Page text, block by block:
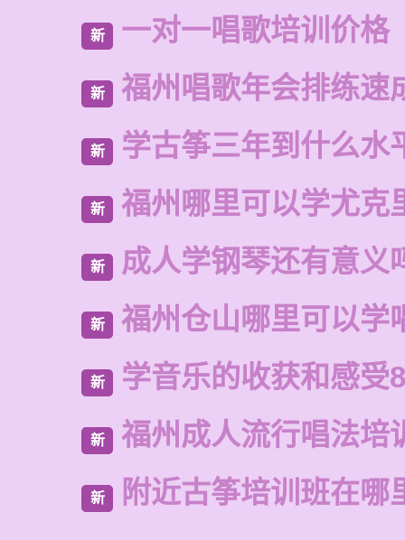
新 一对一唱歌培训价格
新 福州唱歌年会排练速
新 学古筝三年到什么水
新 福州哪里可以学尤克
新 成人学钢琴还有意义
新 福州仓山哪里可以学
新 学音乐的收获和感受
新 福州成人流行唱法培
新 附近古筝培训班在哪